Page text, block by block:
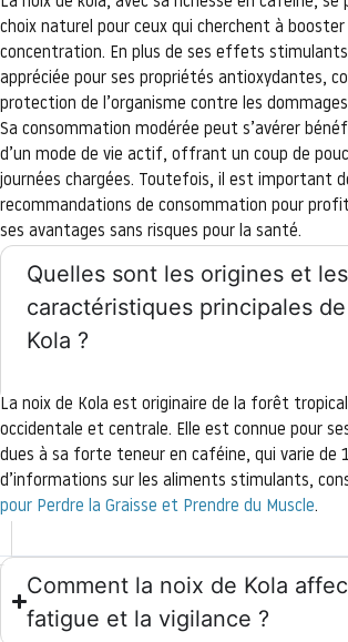
choix naturel pour ceux qui cherchent à
concentration. En plus de ses effets
appréciée pour ses propriétés antioxydantes,
protection de l’organisme contre les
Sa consommation modérée peut s’avérer
d’un mode de vie actif, offrant un coup de
journées chargées. Toutefois, il est important
recommandations de consommation pour
ses avantages sans risques pour la santé.
Quelles sont les origines et les
caractéristiques principales
Kola ?
La noix de Kola est originaire de la forêt
occidentale et centrale. Elle est connue pour
dues à sa forte teneur en caféine, qui varie de
d’informations sur les aliments stimulants,
pour Perdre la Graisse et Prendre du Muscle.
Comment la noix de Kola
fatigue et la vigilance ?